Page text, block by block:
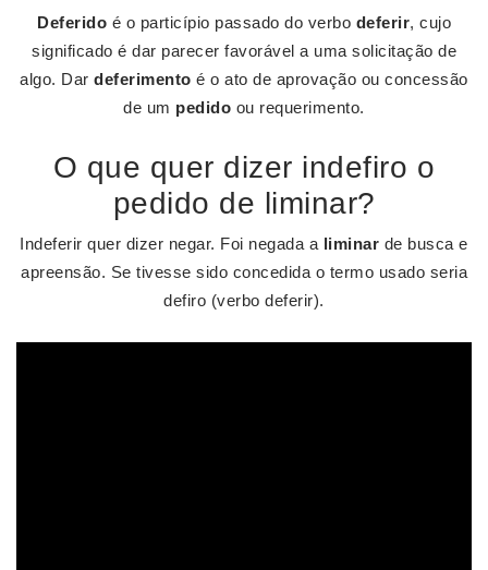
Deferido é o particípio passado do verbo deferir, cujo
significado é dar parecer favorável a uma solicitação de
algo. Dardeferimento é o ato de aprovação ou concessão
de um pedido ou requerimento.
O que quer dizer indefiro o
pedido de liminar?
Indeferir quer dizer negar. Foi negada a liminar de busca e
apreensão. Se tivesse sido concedida o termo usado seria
defiro (verbo deferir).